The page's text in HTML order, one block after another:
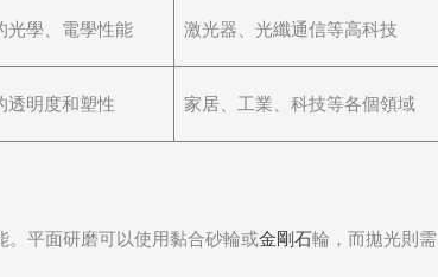
光學、電學性能 激光器、光纖通信等高科技
透明度和塑性 家居、工業、科技等各個領域
平面研磨可以使用黏合砂輪或金剛石輪，而拋光則需